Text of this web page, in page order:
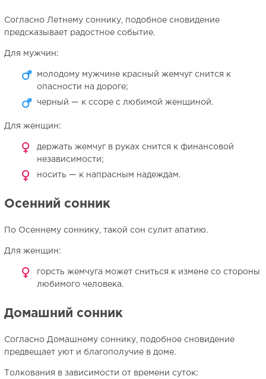
Согласно Летнему соннику, подобное сновидение
предсказывает радостное событие.
Для мужчин:
молодому мужчине красный жемчуг снится к
опасности на дороге;
черный — к ссоре с любимой женщиной.
Для женщин:
держать жемчуг в руках снится к финансовой
независимости;
носить — к напрасным надеждам.
Осенний сонник
По Осеннему соннику, такой сон сулит апатию.
Для женщин:
горсть жемчуга может сниться к измене со стороны
любимого человека.
Домашний сонник
Согласно Домашнему соннику, подобное сновидение
предвещает уют и благополучие в доме.
Толкования в зависимости от времени суток: